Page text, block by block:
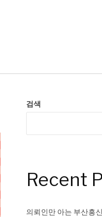
검색
Recent
의뢰인만 아는 부산흥